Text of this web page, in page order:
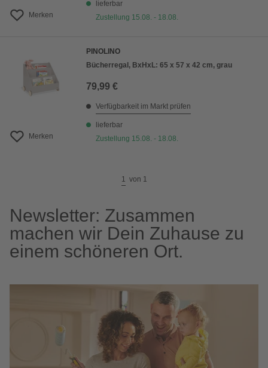
Merken
lieferbar
Zustellung 15.08. - 18.08.
Merken
PINOLINO
Bücherregal, BxHxL: 65 x 57 x 42 cm, grau
79,99 €
Verfügbarkeit im Markt prüfen
lieferbar
Zustellung 15.08. - 18.08.
1 von 1
Newsletter: Zusammen
machen wir Dein Zuhause zu
einem schöneren Ort.